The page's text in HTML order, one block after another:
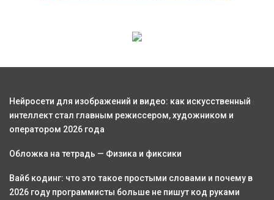
Нейросети для изображений и видео: как искусственный
интеллект стал главным режиссером, художником и
оператором 2026 года
Обложка на тетрадь — Физика и фиксики
Вайб кодинг: что это такое простыми словами и почему в
2026 году программисты больше не пишут код руками